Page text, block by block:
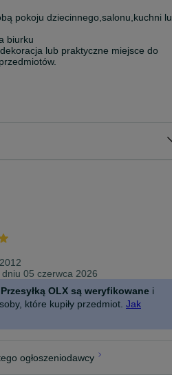
pokoju dziecinnego,salonu,kuchni
biurku
lub praktyczne miejsce do
05 czerwca 2026
OLX są weryfikowane i
które kupiły przedmiot. Jak
ogłoszeniodawcy